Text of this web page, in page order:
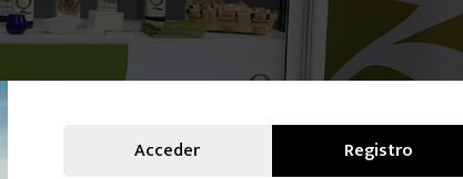
Acceder Registro